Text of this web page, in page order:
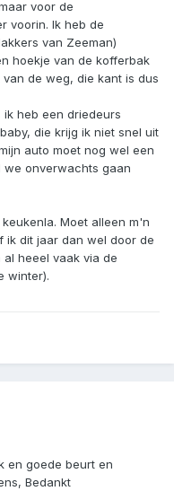
voor de
voorin. Ik heb de
van Zeeman)
hoekje van de kofferbak
de weg, die kant is dus
ik heb een driedeurs
die krijg ik niet snel uit
auto moet nog wel een
onverwachts gaan
Moet alleen m'n
ik dit jaar dan wel door de
heeel vaak via de
winter).
en goede beurt en
Bedankt